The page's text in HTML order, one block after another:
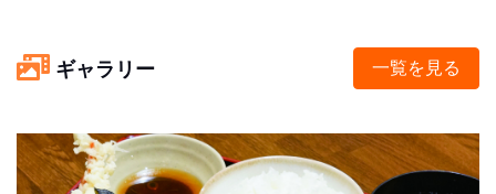
ギャラリー 一覧を見る